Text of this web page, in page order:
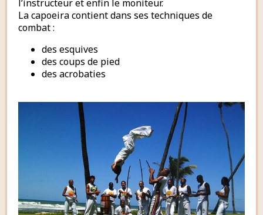
l’instructeur et enfin le moniteur.
La capoeira contient dans ses techniques de
combat :
des esquives
des coups de pied
des acrobaties